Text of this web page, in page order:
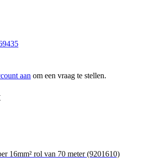
aan om een vraag te stellen.
16mm² rol van 70 meter (9201610)